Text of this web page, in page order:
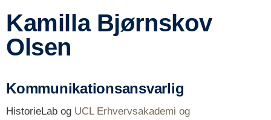
Kamilla Bjørnskov
Olsen
Kommunikationsansvarlig
HistorieLab og UCL Erhvervsakademi og